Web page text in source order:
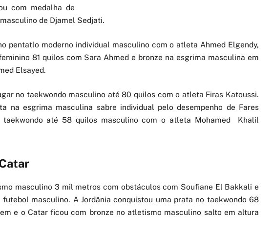
com medalha de
de Djamel Sedjati.
pentatlo moderno individual masculino com o atleta Ahmed Elgendy,
81 quilos com Sara Ahmed e bronze na esgrima masculina em
Elsayed.
no taekwondo masculino até 80 quilos com o atleta Firas Katoussi.
na esgrima masculina sabre individual pelo desempenho de Fares
taekwondo até 58 quilos masculino com o atleta Mohamed Khalil
masculino 3 mil metros com obstáculos com Soufiane El Bakkali e
masculino. A Jordânia conquistou uma prata no taekwondo 68
e o Catar ficou com bronze no atletismo masculino salto em altura